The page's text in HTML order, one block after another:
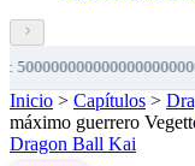
Inicio > Capítulos >
máximo guerrero
Dragon Ball Kai